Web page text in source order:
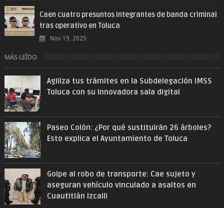
Caen cuatro presuntos integrantes de banda criminal
tras operativo en Toluca
Nov 19, 2025
MÁS LEÍDO
Agiliza tus trámites en la Subdelegación IMSS
Toluca con su innovadora sala digital
Paseo Colón: ¿Por qué sustituirán 26 árboles?
Esto explica el Ayuntamiento de Toluca
Golpe al robo de transporte: Cae sujeto y
aseguran vehículo vinculado a asaltos en
Cuautitlán Izcalli